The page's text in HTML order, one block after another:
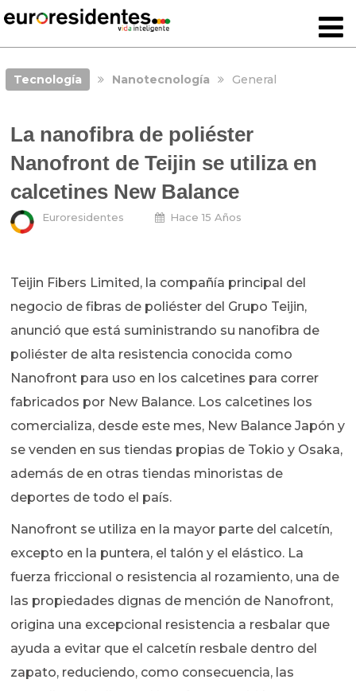
Tecnología Nanotecnología General
La nanofibra de poliéster
Nanofront de Teijin se utiliza en
calcetines New Balance
Euroresidentes Hace 15 Años
Teijin Fibers Limited, la compañía principal del
negocio de fibras de poliéster del Grupo Teijin,
anunció que está suministrando su nanofibra de
poliéster de alta resistencia conocida como
Nanofront para uso en los calcetines para correr
fabricados por New Balance. Los calcetines los
comercializa, desde este mes, New Balance Japón y
se venden en sus tiendas propias de Tokio y Osaka,
además de en otras tiendas minoristas de
deportes de todo el país.
Nanofront se utiliza en la mayor parte del calcetín,
excepto en la puntera, el talón y el elástico. La
fuerza friccional o resistencia al rozamiento, una de
las propiedades dignas de mención de Nanofront,
origina una excepcional resistencia a resbalar que
ayuda a evitar que el calcetín resbale dentro del
zapato, reduciendo, como consecuencia, las